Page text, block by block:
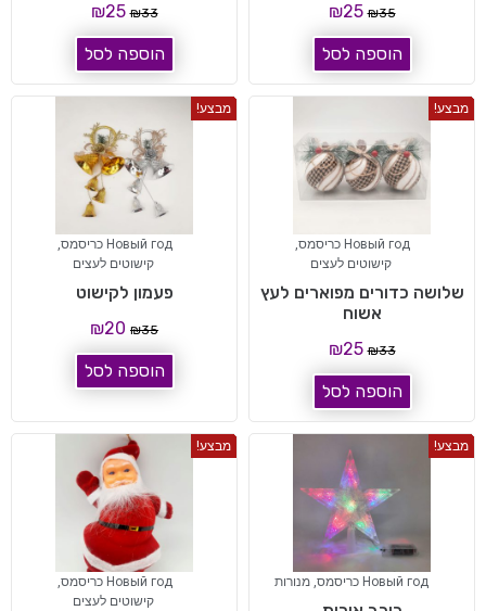
₪35
₪25
הוספה לסל
₪33
₪25
הוספה לסל
מבצע!
Новый год כריסמס
,
קישוטים לעצים
שלושה כדורים מפוארים לעץ
אשוח
₪33
₪25
הוספה לסל
מבצע!
Новый год כריסמס
,
קישוטים לעצים
פעמון לקישוט
₪35
₪20
הוספה לסל
מבצע!
Новый год כריסמס ,מנורות
מבצע!
Новый год כריסמס
,
קישוטים לעצים